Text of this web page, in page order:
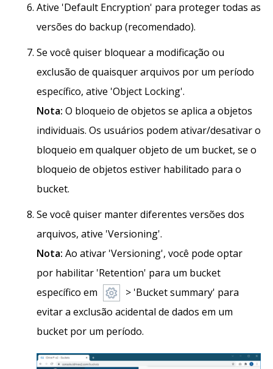
Ative 'Default Encryption' para proteger todas as
versões do backup (recomendado).
Se você quiser bloquear a modificação ou
exclusão de quaisquer arquivos por um período
específico, ative 'Object Locking'.
Nota: O bloqueio de objetos se aplica a objetos
individuais. Os usuários podem ativar/desativar o
bloqueio em qualquer objeto de um bucket, se o
bloqueio de objetos estiver habilitado para o
bucket.
Se você quiser manter diferentes versões dos
arquivos, ative 'Versioning'.
Nota: Ao ativar 'Versioning', você pode optar
por habilitar 'Retention' para um bucket
específico em
> 'Bucket summary' para
evitar a exclusão acidental de dados em um
bucket por um período.